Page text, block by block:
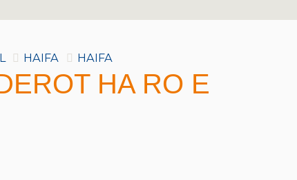
HAIFA HAIFA
HA RO E